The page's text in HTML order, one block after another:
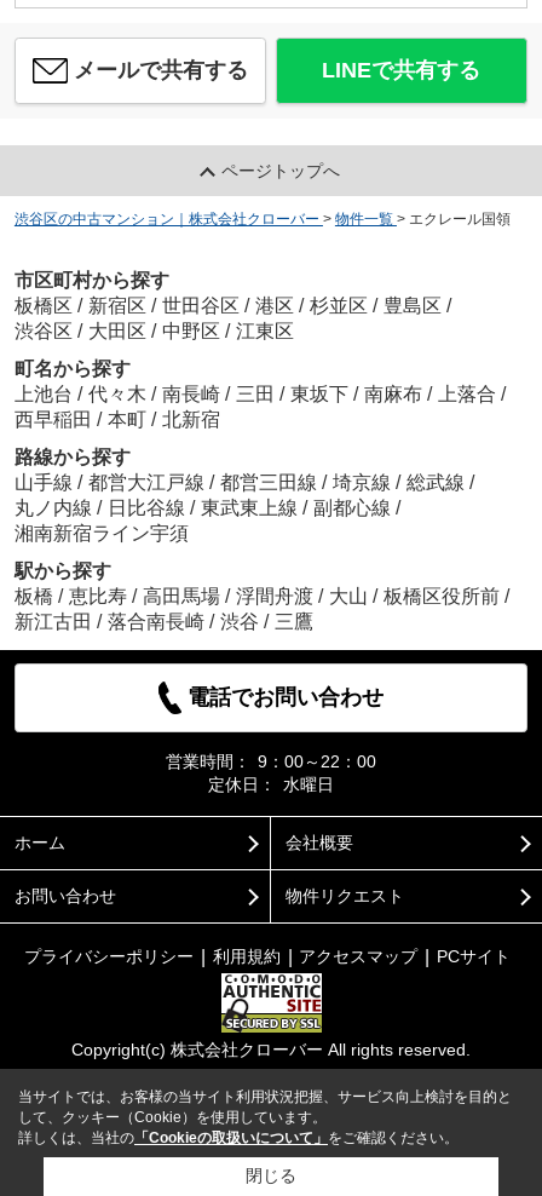
メールで共有する LINEで共有する
ページトップへ
渋谷区の中古マンション｜株式会社クローバー > 物件一覧 > エクレール国領
市区町村から探す
板橋区 / 新宿区 / 世田谷区 / 港区 / 杉並区 / 豊島区 /
渋谷区 / 大田区 / 中野区 / 江東区
町名から探す
上池台 / 代々木 / 南長崎 / 三田 / 東坂下 / 南麻布 / 上落合 /
西早稲田 / 本町 / 北新宿
路線から探す
山手線 / 都営大江戸線 / 都営三田線 / 埼京線 / 総武線 /
丸ノ内線 / 日比谷線 / 東武東上線 / 副都心線 /
湘南新宿ライン宇須
駅から探す
板橋 / 恵比寿 / 高田馬場 / 浮間舟渡 / 大山 / 板橋区役所前 /
新江古田 / 落合南長崎 / 渋谷 / 三鷹
電話でお問い合わせ
営業時間：
9：00～22：00
定休日：
水曜日
ホーム 会社概要
お問い合わせ 物件リクエスト
プライバシーポリシー 利用規約 アクセスマップ PCサイト
Copyright(c) 株式会社クローバー All rights reserved.
当サイトでは、お客様の当サイト利用状況把握、サービス向上検討を目的と
して、クッキー（Cookie）を使用しています。
詳しくは、当社の 「Cookieの取扱いについて」 をご確認ください。
閉じる